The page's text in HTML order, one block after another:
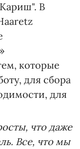
В
которые
для сбора
для
что даже
Все, что мы